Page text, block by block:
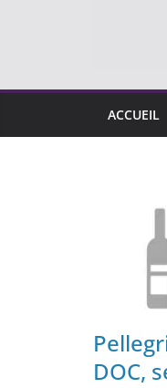
ACCUEIL
DOC,